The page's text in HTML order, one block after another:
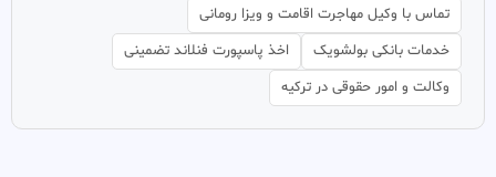
تماس با وکیل مهاجرت اقامت و ویزا رومانی
خدمات بانکی بولشویک
اخذ پاسپورت فنلاند تضمینی
وکالت و امور حقوقی در ترکیه